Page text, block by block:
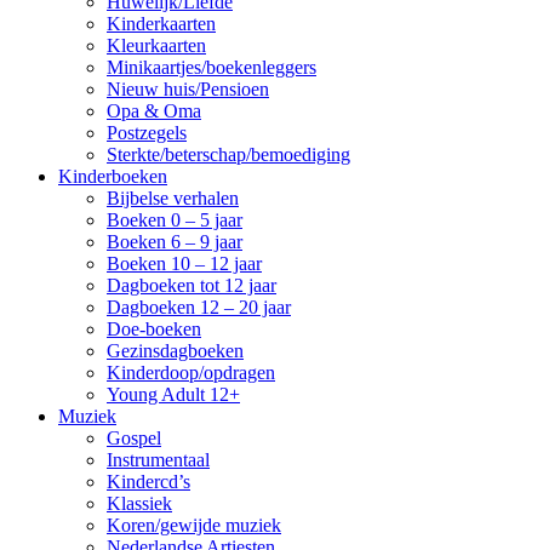
Kinderkaarten
Kleurkaarten
Minikaartjes/boekenleggers
Nieuw huis/Pensioen
Opa & Oma
Postzegels
Sterkte/beterschap/bemoediging
Kinderboeken
Bijbelse verhalen
Boeken 0 – 5 jaar
Boeken 6 – 9 jaar
Boeken 10 – 12 jaar
Dagboeken tot 12 jaar
Dagboeken 12 – 20 jaar
Doe-boeken
Gezinsdagboeken
Kinderdoop/opdragen
Young Adult 12+
Muziek
Gospel
Instrumentaal
Kindercd’s
Klassiek
Koren/gewijde muziek